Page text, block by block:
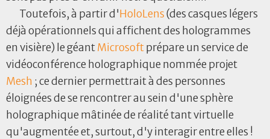
Toutefois, à partir d'HoloLens(des casques légers
déjà opérationnels qui affichent des hologrammes
en visière) le géantMicrosoftprépare un service de
vidéoconférence holographique nommée projet
Mesh ; ce dernier permettrait à des personnes
éloignées de se rencontrer au sein d'une sphère
holographique mâtinée de réalité tant virtuelle
qu'augmentée et, surtout, d'y interagir entre elles !